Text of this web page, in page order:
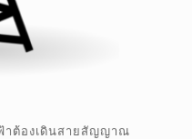
าต้องเดินสายสัญญาณ